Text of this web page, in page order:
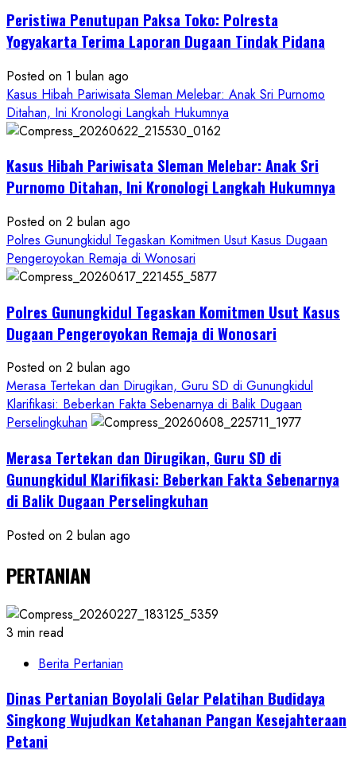
Anak
di
Aliansi
Janji
Kawal
Proses
Sampai
Tuntas
Peristiwa Penutupan Paksa Toko: Polresta
Yogyakarta Terima Laporan Dugaan Tindak Pidana
Posted on 1 bulan ago
Kasus Hibah Pariwisata Sleman Melebar: Anak Sri Purnomo
Ditahan, Ini Kronologi Langkah Hukumnya
Kasus Hibah Pariwisata Sleman Melebar: Anak Sri
Purnomo Ditahan, Ini Kronologi Langkah Hukumnya
Posted on 2 bulan ago
Polres Gunungkidul Tegaskan Komitmen Usut Kasus Dugaan
Pengeroyokan Remaja di Wonosari
Polres Gunungkidul Tegaskan Komitmen Usut Kasus
Dugaan Pengeroyokan Remaja di Wonosari
Posted on 2 bulan ago
Merasa Tertekan dan Dirugikan, Guru SD di Gunungkidul
Klarifikasi: Beberkan Fakta Sebenarnya di Balik Dugaan
Perselingkuhan
Merasa Tertekan dan Dirugikan, Guru SD di
Gunungkidul Klarifikasi: Beberkan Fakta Sebenarnya
di Balik Dugaan Perselingkuhan
Posted on 2 bulan ago
PERTANIAN
3 min read
Berita Pertanian
Dinas Pertanian Boyolali Gelar Pelatihan Budidaya
Singkong Wujudkan Ketahanan Pangan Kesejahteraan
Petani